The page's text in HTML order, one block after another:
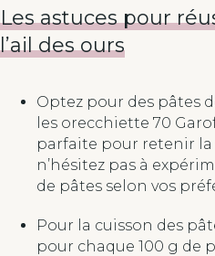
Les astuces pour
l’ail des ours
Optez pour des pâtes
les orecchiette 70
parfaite pour retenir la
n’hésitez pas à
de pâtes selon vos
Pour la cuisson des
pour chaque 100 g de